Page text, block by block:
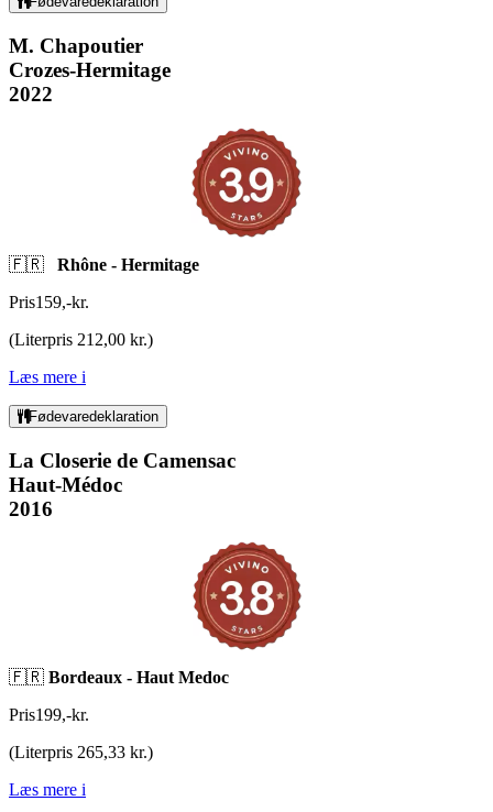
M. Chapoutier
Crozes-Hermitage
2022
🇫🇷 Rhône - Hermitage
Pris159,-kr.
(Literpris 212,00 kr.)
Læs mere i
Fødevaredeklaration
La Closerie de Camensac
Haut-Médoc
2016
🇫🇷 Bordeaux - Haut Medoc
Pris199,-kr.
(Literpris 265,33 kr.)
Læs mere i